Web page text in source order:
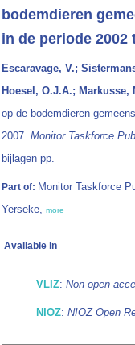
bodemdieren
in de periode 2002
Escaravage, V.;
Hoesel, O.J.A.; Markusse,
op de bodemdieren
2007. Monitor Taskforce
bijlagen pp.
Part of: Monitor Taskforce
Yerseke, more
Available in
VLIZ: Non-open
NIOZ: NIOZ Open